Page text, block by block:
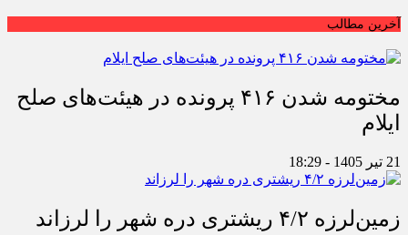
آخرین مطالب
مختومه شدن ۴۱۶ پرونده در هیئت‌های صلح
ایلام
21 تیر 1405 - 18:29
زمین‌لرزه ۴/۲ ریشتری دره شهر را لرزاند